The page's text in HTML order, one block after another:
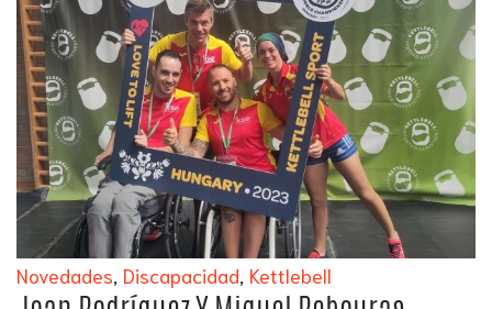
Novedades Discapacidad Kettlebell